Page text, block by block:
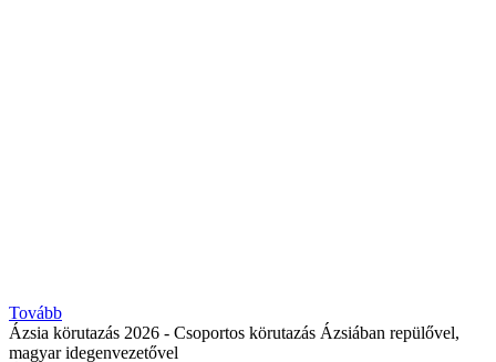
Tovább
Ázsia körutazás 2026 - Csoportos körutazás Ázsiában repülővel,
magyar idegenvezetővel